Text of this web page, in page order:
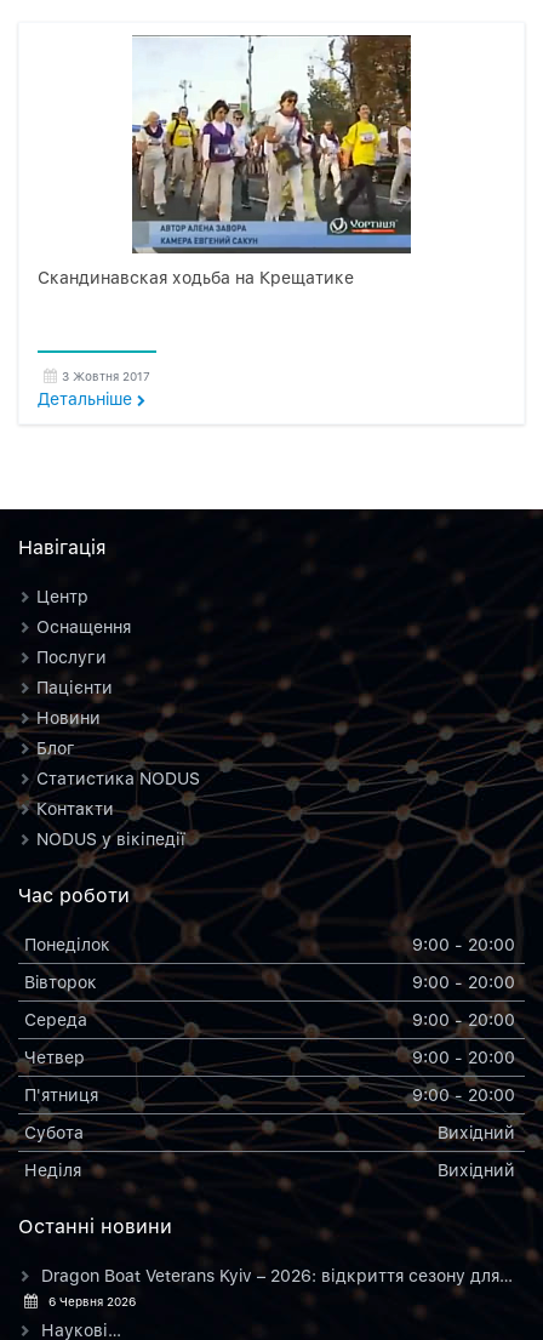
Скандинавская ходьба на Крещатике
3 Жовтня 2017
Детальнiше
Навiгацiя
Центр
Оснащення
Послуги
Пацієнти
Новини
Блог
Статистика NODUS
Контакти
NODUS у вікіпедії
Час роботи
Понеділок
9:00 - 20:00
Вiвторок
9:00 - 20:00
Середа
9:00 - 20:00
Четвер
9:00 - 20:00
П'ятниця
9:00 - 20:00
Субота
Вихiдний
Неділя
Вихiдний
Останнi новини
Dragon Boat Veterans Kyiv – 2026: відкриття сезону для…
6 Червня 2026
Наукові…